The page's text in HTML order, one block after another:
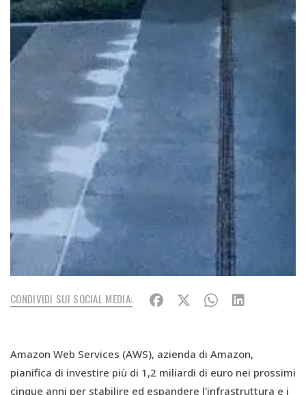
CONDIVIDI SUI SOCIAL MEDIA:
Amazon Web Services (AWS), azienda di Amazon,
pianifica di investire più di 1,2 miliardi di euro nei prossimi
cinque anni per stabilire ed espandere l'infrastruttura e i